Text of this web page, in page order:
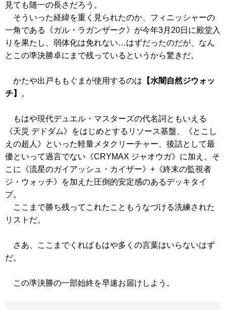
見ても随一の長さだろう。
そういった経緯を重く見られたのか、フィニッシャーの
一角である
《ガル・ラガンザーク》 が今年3月20日に殿堂入
りを果たし、弱体化は免れない…はずだったのだが、なん
とこの準決勝卓にまで残っているというから驚きだ。
かたや出戸ももぐまが使用するのは 【水闇自然ジウォッ
チ】
。
もはや現代デュエル・マスターズの代名詞ともいえる
《天災 デドダム》
をはじめとするリソース基盤、
《とこし
えの超人》
といった軽量メタクリーチャー、後詰として最
優といって過言でない 《CRYMAX ジャオウガ》 に加え、そ
こに
《流星のガイアッシュ・カイザー》 + 《終末の監視者
ジ・ウォッチ》
を加えた圧倒的安定感のあるデッキタイ
プ。
ここまで勝ち残ってこれたこともうなづける洗練された
リストだ。
さあ、ここまでくればもはや多くの言葉はいらないはず
だ。
この準決勝の一部始終を早速お届けしよう。